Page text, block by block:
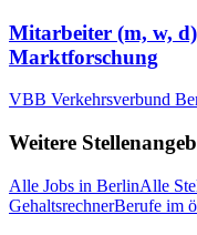
Mitarbeiter (m, w,
Marktforschung
VBB Verkehrsverbund
Weitere
Alle Jobs in BerlinAlle
GehaltsrechnerBerufe im